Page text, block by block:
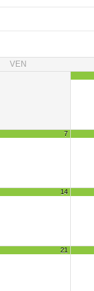
VEN
7
14
21